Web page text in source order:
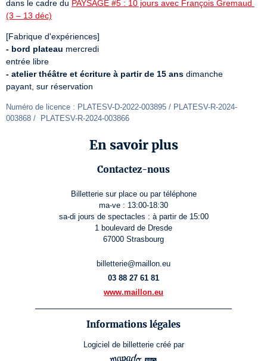
dans le cadre du PAYSAGE #5 : 10 jours avec François Gremaud
(3 – 13 déc)
- bord plateau mercredi
- atelier théâtre et écriture à partir de 15 ans dimanche
payant, sur réservation
Numéro de licence : PLATESV-D-2022-003895 / PLATESV-R-2024-
003868 /  PLATESV-R-2024-003866
En savoir plus
Contactez-nous
Billetterie sur place ou par téléphone
ma-ve : 13:00-18:30
sa-di jours de spectacles : à partir de 15:00
1 boulevard de Dresde
67000 Strasbourg
billetterie@maillon.eu
03 88 27 61 81
www.maillon.eu
Informations légales
Logiciel de billetterie créé par